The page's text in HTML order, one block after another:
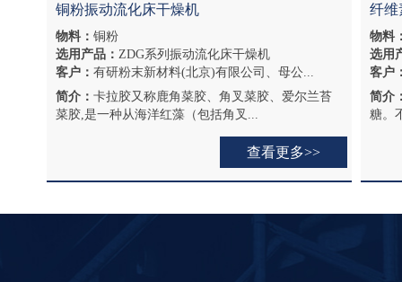
铜粉振动流化床干燥机
物料： 铜粉
选用产品： ZDG系列振动流化床干燥机
客户： 有研粉末新材料(北京)有限公司、母公...
简介： 卡拉胶又称鹿角菜胶、角叉菜胶、爱尔兰苔
菜胶,是一种从海洋红藻（包括角叉...
查看更多>>
纤维
物料
选用
客户
简介
糖。